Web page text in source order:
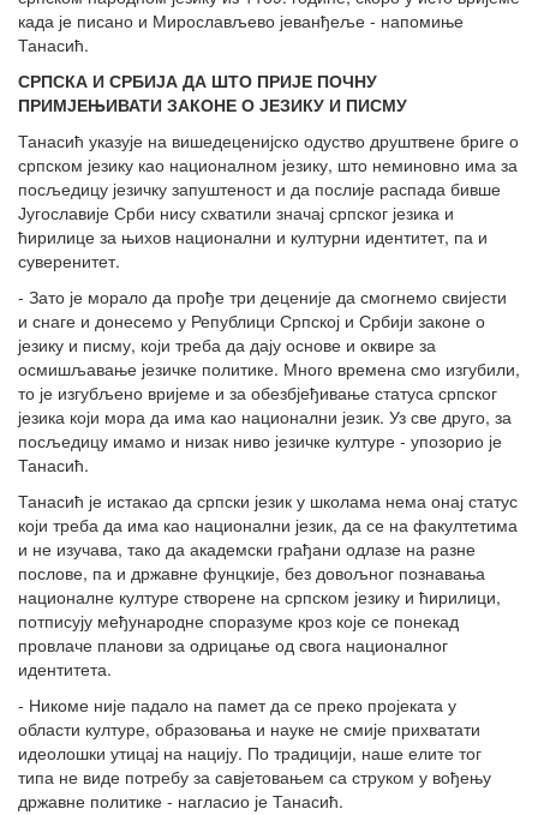
када је писано и Мирослављево јеванђеље - напомиње
Танасић.
СРПСКА И СРБИЈА ДА ШТО ПРИЈЕ ПОЧНУ
ПРИМЈЕЊИВАТИ ЗАКОНЕ О ЈЕЗИКУ И ПИСМУ
Танасић указује на вишедеценијско одуство друштвене бриге о
српском језику као националном језику, што неминовно има за
посљедицу језичку запуштеност и да послије распада бивше
Југославије Срби нису схватили значај српског језика и
ћирилице за њихов национални и културни идентитет, па и
суверенитет.
- Зато је морало да прође три деценије да смогнемо свијести
и снаге и донесемо у Републици Српској и Србији законе о
језику и писму, који треба да дају основе и оквире за
осмишљавање језичке политике. Много времена смо изгубили,
то је изгубљено вријеме и за обезбјеђивање статуса српског
језика који мора да има као национални језик. Уз све друго, за
посљедицу имамо и низак ниво језичке културе - упозорио је
Танасић.
Танасић је истакао да српски језик у школама нема онај статус
који треба да има као национални језик, да се на факултетима
и не изучава, тако да академски грађани одлазе на разне
послове, па и државне фунцкије, без довољног познавања
националне културе створене на српском језику и ћирилици,
потписују међународне споразуме кроз које се понекад
провлаче планови за одрицање од свога националног
идентитета.
- Никоме није падало на памет да се преко пројеката у
области културе, образовања и науке не смије прихватати
идеолошки утицај на нацију. По традицији, наше елите тог
типа не виде потребу за савјетовањем са струком у вођењу
државне политике - нагласио је Танасић.